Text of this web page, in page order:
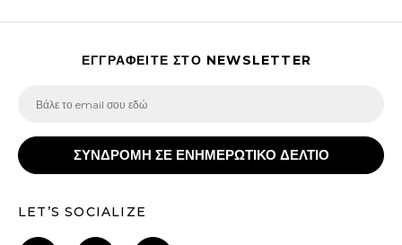
ΕΓΓΡΑΦΕΙΤΕ ΣΤΟ NEWSLETTER
ΣΥΝΔΡΟΜΗ ΣΕ ΕΝΗΜΕΡΩΤΙΚΟ ΔΕΛΤΙΟ
LET’S SOCIALIZE